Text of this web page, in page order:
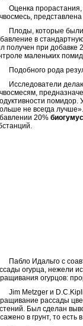
прорастания,
которые были
в
получен при добавке
маленьких
рода
помидор.
не всегда
20% биогумус
Идальго с
огурца, нежели
огурцов:
Metzger и
рассады
Был сделан
в грунт, то есть